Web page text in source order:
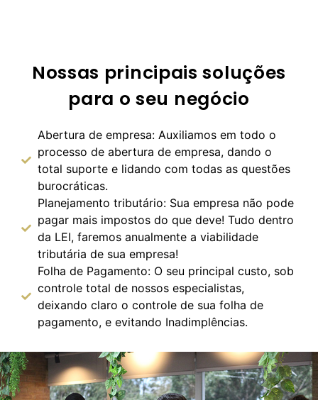
Nossas principais soluções
para o seu negócio
Abertura de empresa: Auxiliamos em todo o
processo de abertura de empresa, dando o
total suporte e lidando com todas as questões
burocráticas.
Planejamento tributário: Sua empresa não pode
pagar mais impostos do que deve! Tudo dentro
da LEI, faremos anualmente a viabilidade
tributária de sua empresa!
Folha de Pagamento: O seu principal custo, sob
controle total de nossos especialistas,
deixando claro o controle de sua folha de
pagamento, e evitando Inadimplências.